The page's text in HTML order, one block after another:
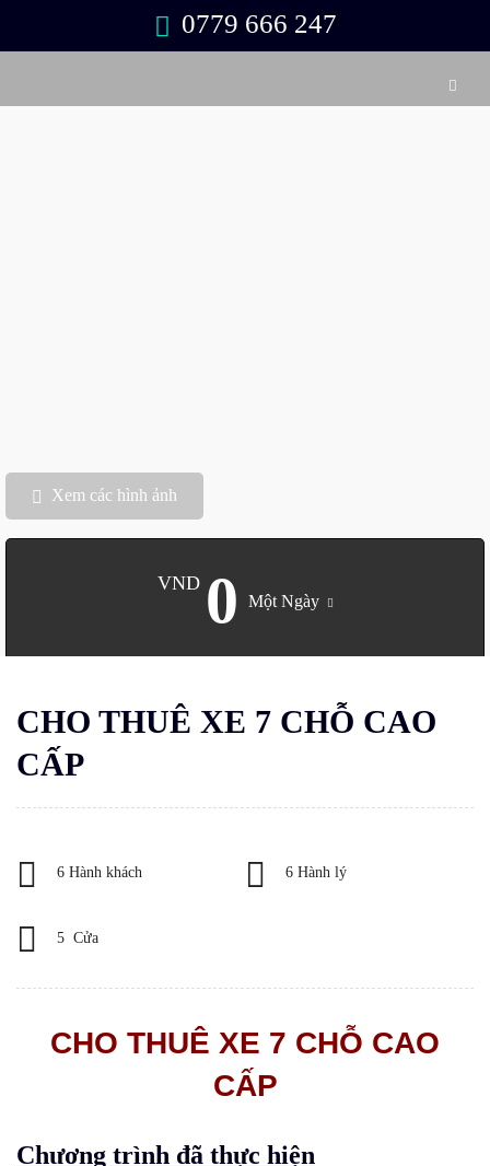
0779 666 247
Xem các hình ảnh
VND 0 Một Ngày
CHO THUÊ XE 7 CHỖ CAO
CẤP
6 Hành khách 6 Hành lý
5 Cửa
CHO THUÊ XE 7 CHỖ CAO
CẤP
Chương trình đã thực hiện